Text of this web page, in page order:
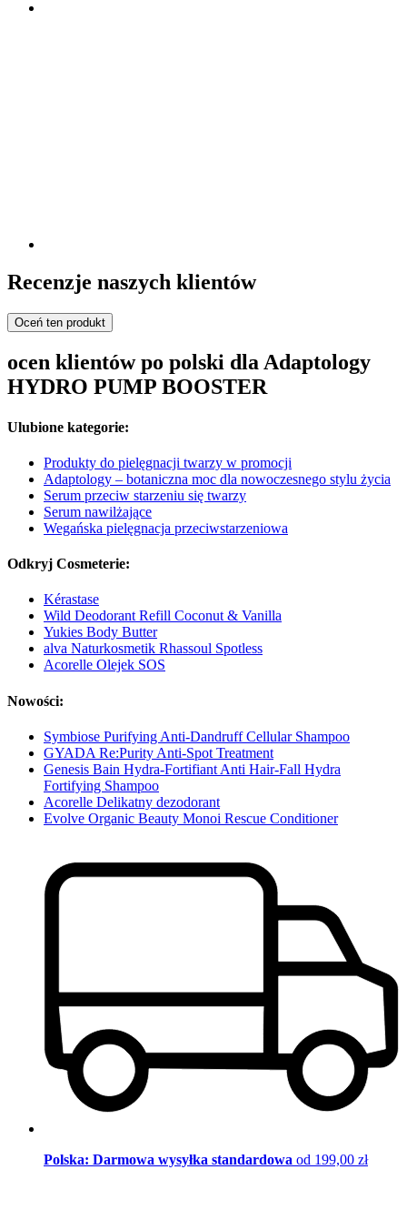
Recenzje naszych klientów
Oceń ten produkt
ocen klientów po polski dla Adaptology
HYDRO PUMP BOOSTER
Ulubione kategorie:
Produkty do pielęgnacji twarzy w promocji
Adaptology – botaniczna moc dla nowoczesnego stylu życia
Serum przeciw starzeniu się twarzy
Serum nawilżające
Wegańska pielęgnacja przeciwstarzeniowa
Odkryj Cosmeterie:
Kérastase
Wild Deodorant Refill Coconut & Vanilla
Yukies Body Butter
alva Naturkosmetik Rhassoul Spotless
Acorelle Olejek SOS
Nowości:
Symbiose Purifying Anti-Dandruff Cellular Shampoo
GYADA Re:Purity Anti-Spot Treatment
Genesis Bain Hydra-Fortifiant Anti Hair-Fall Hydra
Fortifying Shampoo
Acorelle Delikatny dezodorant
Evolve Organic Beauty Monoi Rescue Conditioner
Polska: Darmowa wysyłka standardowa od 199,00 zł